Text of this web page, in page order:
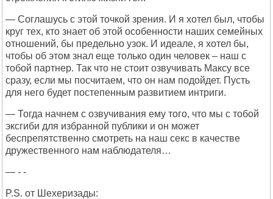
— Соглашусь с этой точкой зрения. И я хотел был, чтобы
круг тех, кто знает об этой особенности наших семейных
отношений, бы предельно узок. И идеале, я хотел бы,
чтобы об этом знал еще только один человек – наш с
тобой партнер. Так что не стоит озвучивать Максу все
сразу, если мы посчитаем, что он нам подойдет. Пусть
для него будет постепенным развитием интриги.
— Тогда начнем с озвучивания ему того, что мы с тобой
эксгиби для избранной публики и он может
беспрепятственно смотреть на наш секс в качестве
дружественного нам наблюдателя…
— - -
P.S. от Шехеризады: